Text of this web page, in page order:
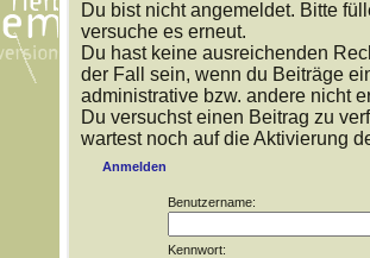
Du bist nicht angemeldet. Bitte
versuche es erneut.
Du hast keine ausreichenden
der Fall sein, wenn du Beiträge
administrative bzw. andere nicht
Du versuchst einen Beitrag zu
wartest noch auf die Aktivierung
Anmelden
Benutzername:
Kennwort: